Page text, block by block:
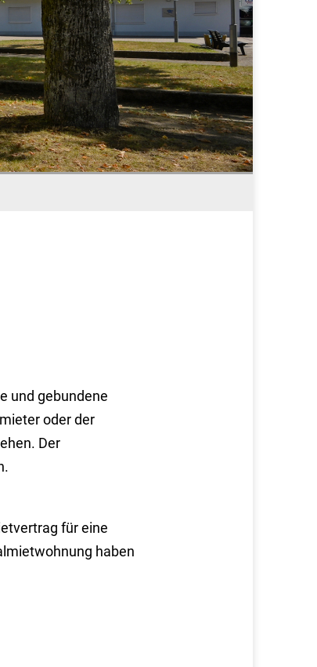
und gebundene
oder der
Der
für eine
haben